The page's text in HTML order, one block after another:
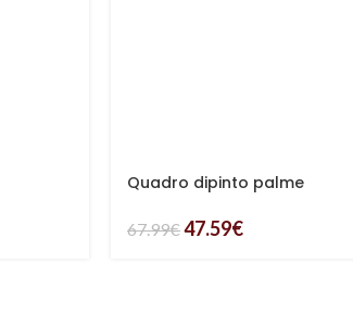
Quadro dipinto palme
67.99€47.59€